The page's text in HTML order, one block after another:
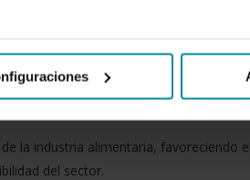
y la directora territorial de
productos y servicios financieros en
la industria alimentaria, favoreciendo
del sector.